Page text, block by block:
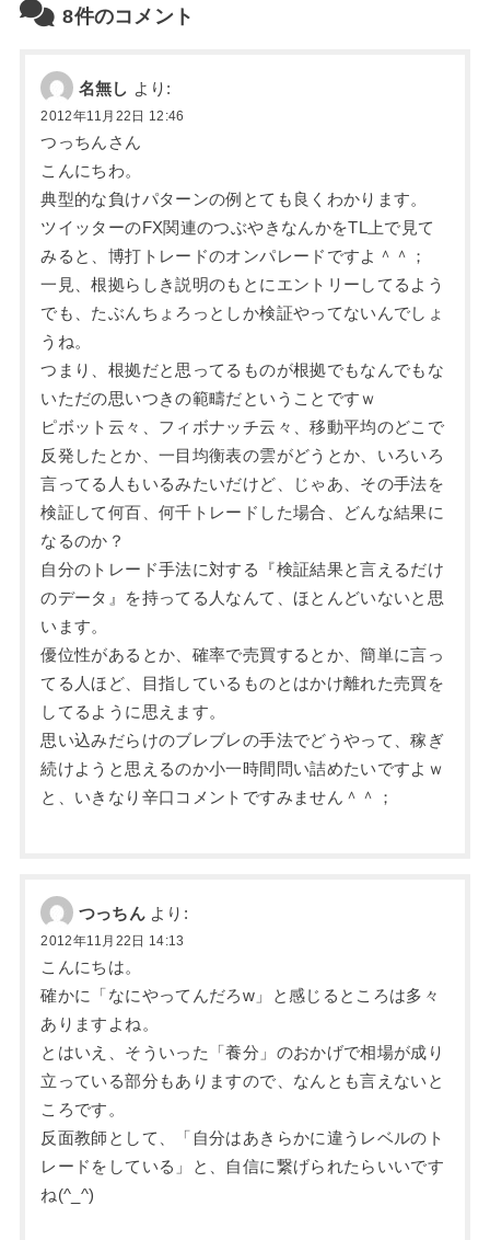
8件のコメント
名無し より:
2012年11月22日 12:46
つっちんさん
こんにちわ。
典型的な負けパターンの例とても良くわかります。
ツイッターのFX関連のつぶやきなんかをTL上で見て
みると、博打トレードのオンパレードですよ＾＾；
一見、根拠らしき説明のもとにエントリーしてるよう
でも、たぶんちょろっとしか検証やってないんでしょ
うね。
つまり、根拠だと思ってるものが根拠でもなんでもな
いただの思いつきの範疇だということですｗ
ピボット云々、フィボナッチ云々、移動平均のどこで
反発したとか、一目均衡表の雲がどうとか、いろいろ
言ってる人もいるみたいだけど、じゃあ、その手法を
検証して何百、何千トレードした場合、どんな結果に
なるのか？
自分のトレード手法に対する『検証結果と言えるだけ
のデータ』を持ってる人なんて、ほとんどいないと思
います。
優位性があるとか、確率で売買するとか、簡単に言っ
てる人ほど、目指しているものとはかけ離れた売買を
してるように思えます。
思い込みだらけのブレブレの手法でどうやって、稼ぎ
続けようと思えるのか小一時間問い詰めたいですよｗ
と、いきなり辛口コメントですみません＾＾；
つっちん より:
2012年11月22日 14:13
こんにちは。
確かに「なにやってんだろw」と感じるところは多々
ありますよね。
とはいえ、そういった「養分」のおかげで相場が成り
立っている部分もありますので、なんとも言えないと
ころです。
反面教師として、「自分はあきらかに違うレベルのト
レードをしている」と、自信に繋げられたらいいです
ね(^_^)